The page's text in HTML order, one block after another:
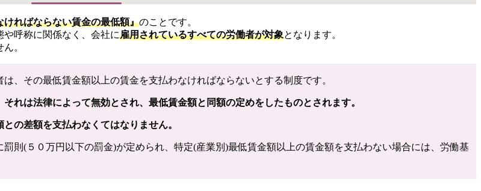
ればならない賃金の最低額』のことです。
呼称に関係なく、会社に雇用されているすべての労働者が対象となります。
。
、その最低賃金額以上の賃金を支払わなければならないとする制度です。
れは法律によって無効とされ、最低賃金額と同額の定めをしたものとされます。
の差額を支払わなくてはなりません。
則(５０万円以下の罰金)が定められ、特定(産業別)最低賃金額以上の賃金額を支払わない場合には、労働基